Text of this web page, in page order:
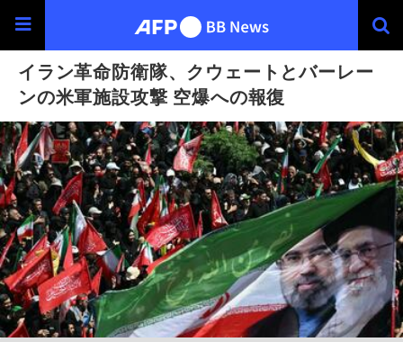
イラン革命防衛隊、クウェートとバーレー
ンの米軍施設攻撃 空爆への報復